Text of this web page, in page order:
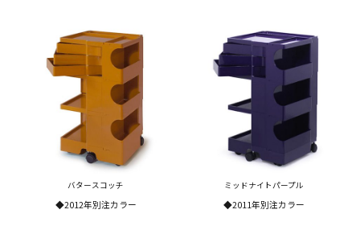
バタースコッチ
◆2012年別注カラー
ミッドナイトパープル
◆2011年別注カラー